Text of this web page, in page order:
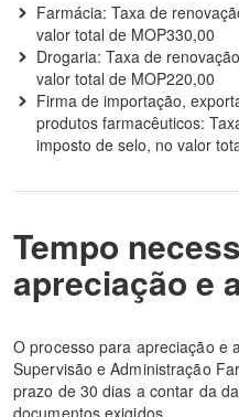
Farmácia: Taxa de
valor total de MOP330,00
Drogaria: Taxa de
valor total de MOP220,00
Firma de importação,
produtos farmacêuticos:
imposto de selo, no valor
Tempo
apreciação e
O processo para apreciação e
Supervisão e Administração
prazo de 30 dias a contar da
documentos exigidos.